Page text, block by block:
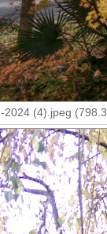
2024 (4).jpeg